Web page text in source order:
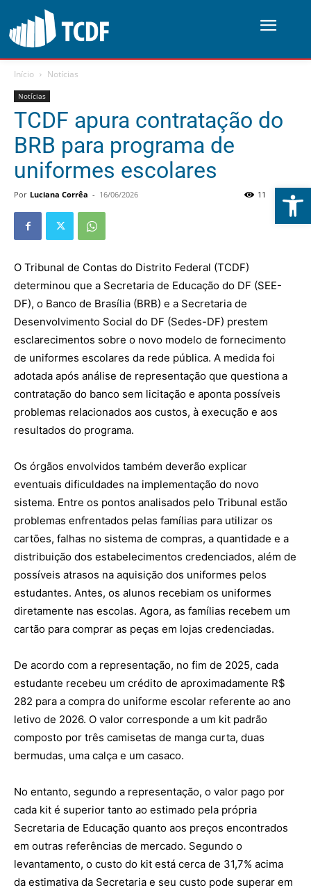
Abrir
Início Notícias
Notícias
TCDF apura contratação do
BRB para programa de
uniformes escolares
Por Luciana Corrêa - 16/06/2026 0
11
O Tribunal de Contas do Distrito Federal (TCDF)
determinou que a Secretaria de Educação do DF (SEE-
DF), o Banco de Brasília (BRB) e a Secretaria de
Desenvolvimento Social do DF (Sedes-DF) prestem
esclarecimentos sobre o novo modelo de fornecimento
de uniformes escolares da rede pública. A medida foi
adotada após análise de representação que questiona a
contratação do banco sem licitação e aponta possíveis
problemas relacionados aos custos, à execução e aos
resultados do programa.
Os órgãos envolvidos também deverão explicar
eventuais dificuldades na implementação do novo
sistema. Entre os pontos analisados pelo Tribunal estão
problemas enfrentados pelas famílias para utilizar os
cartões, falhas no sistema de compras, a quantidade e a
distribuição dos estabelecimentos credenciados, além de
possíveis atrasos na aquisição dos uniformes pelos
estudantes. Antes, os alunos recebiam os uniformes
diretamente nas escolas. Agora, as famílias recebem um
cartão para comprar as peças em lojas credenciadas.
De acordo com a representação, no fim de 2025, cada
estudante recebeu um crédito de aproximadamente R$
282 para a compra do uniforme escolar referente ao ano
letivo de 2026. O valor corresponde a um kit padrão
composto por três camisetas de manga curta, duas
bermudas, uma calça e um casaco.
No entanto, segundo a representação, o valor pago por
cada kit é superior tanto ao estimado pela própria
Secretaria de Educação quanto aos preços encontrados
em outras referências de mercado. Segundo o
levantamento, o custo do kit está cerca de 31,7% acima
da estimativa da Secretaria e seu custo pode superar em